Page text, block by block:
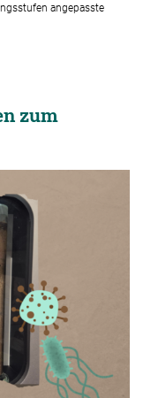
angepasste
zum